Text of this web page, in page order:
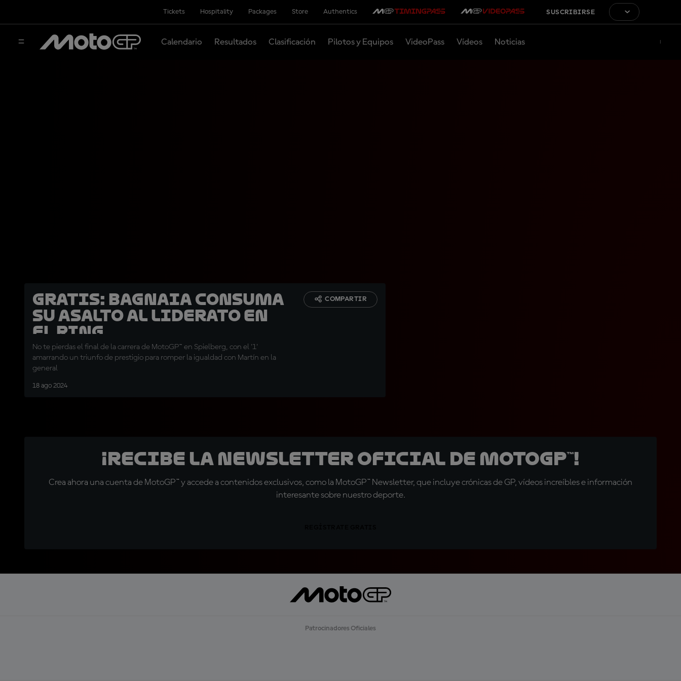
Tickets Hospitality Packages Store Authentics SUSCRIBIRSE
Calendario Resultados Clasificación Pilotos y Equipos VideoPass Vídeos Noticias
GRATIS: Bagnaia consuma
su asalto al liderato en
el Ring
No te pierdas el final de la carrera de MotoGP™ en Spielberg, con el '1'
amarrando un triunfo de prestigio para romper la igualdad con Martín en la
general
18 ago 2024
COMPARTIR
¡Recibe la Newsletter oficial de MotoGP™!
Crea ahora una cuenta de MotoGP™ y accede a contenidos exclusivos, como la MotoGP™ Newsletter, que incluye crónicas de GP, vídeos increíbles e información
interesante sobre nuestro deporte.
Patrocinadores Oficiales